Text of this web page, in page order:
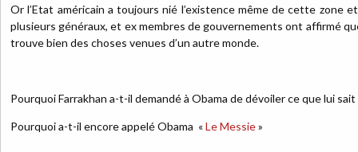
Or l’Etat américain a toujours nié l’existence même de cette zone
plusieurs généraux, et ex membres de gouvernements ont affirmé
trouve bien des choses venues d’un autre monde.
Pourquoi Farrakhan a-t-il demandé à Obama de dévoiler ce que lui
Pourquoi a-t-il encore appelé Obama «Le Messie»